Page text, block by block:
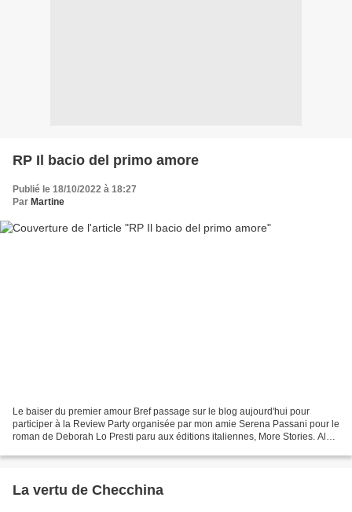
RP Il bacio del primo amore
Publié le 18/10/2022 à 18:27
Par Martine
Le baiser du premier amour Bref passage sur le blog aujourd'hui pour
participer à la Review Party organisée par mon amie Serena Passani pour le
roman de Deborah Lo Presti paru aux éditions italiennes, More Stories. Alors
La vertu de Checchina